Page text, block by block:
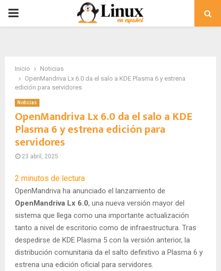
PRIMARY
Inicio
Noticias
OpenMandriva Lx 6.0 da el salo a KDE Plasma 6 y estrena
edición para servidores
Noticias
OpenMandriva Lx 6.0 da el salo a KDE
Plasma 6 y estrena edición para
servidores
23 abril, 2025
2 minutos de lectura
OpenMandriva ha anunciado el lanzamiento de
OpenMandriva Lx 6.0, una nueva versión mayor del
sistema que llega como una importante actualización
tanto a nivel de escritorio como de infraestructura. Tras
despedirse de KDE Plasma 5 con la versión anterior, la
distribución comunitaria da el salto definitivo a Plasma 6 y
estrena una edición oficial para servidores.